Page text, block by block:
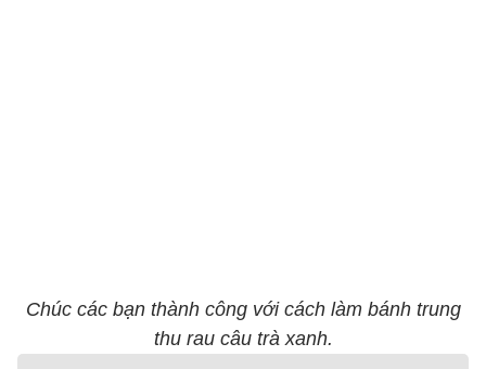
Chúc các bạn thành công với cách làm bánh trung
thu rau câu trà xanh.